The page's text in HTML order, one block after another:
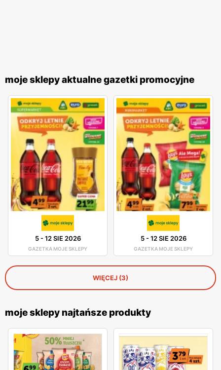
moje sklepy aktualne gazetki promocyjne
5-12 SIE 2026
GAZETKA MOJE SKLEPY
5-12 SIE 2026
GAZETKA MOJE SKLEPY
WIĘCEJ (3)
moje sklepy najtańsze produkty